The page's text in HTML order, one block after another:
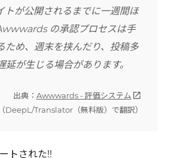
トが公開されるまでに一週間ほ
の承認プロセスは手
ため、週末を挟んだり、投稿多
延が生じる場合があります。
出典： Awwwards - 評価システム open_in_new
（DeepL/Translator（無料版）で翻訳）
トされた!!